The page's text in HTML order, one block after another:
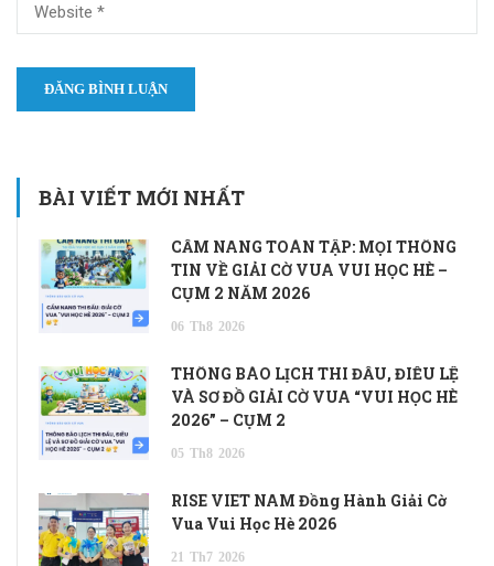
BÀI VIẾT MỚI NHẤT
CẨM NANG TOÀN TẬP: MỌI THÔNG
TIN VỀ GIẢI CỜ VUA VUI HỌC HÈ –
CỤM 2 NĂM 2026
06 Th8 2026
THÔNG BÁO LỊCH THI ĐẤU, ĐIỀU LỆ
VÀ SƠ ĐỒ GIẢI CỜ VUA “VUI HỌC HÈ
2026” – CỤM 2
05 Th8 2026
RISE VIET NAM Đồng Hành Giải Cờ
Vua Vui Học Hè 2026
21 Th7 2026